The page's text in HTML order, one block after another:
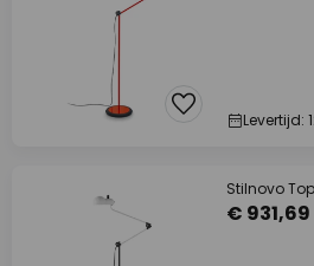
Levertijd:
Stilnovo
€ 931,69